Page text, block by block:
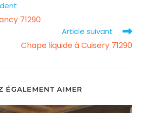
71290
Article suivant
Chape liquide à Cuisery 71290
ÉGALEMENT AIMER